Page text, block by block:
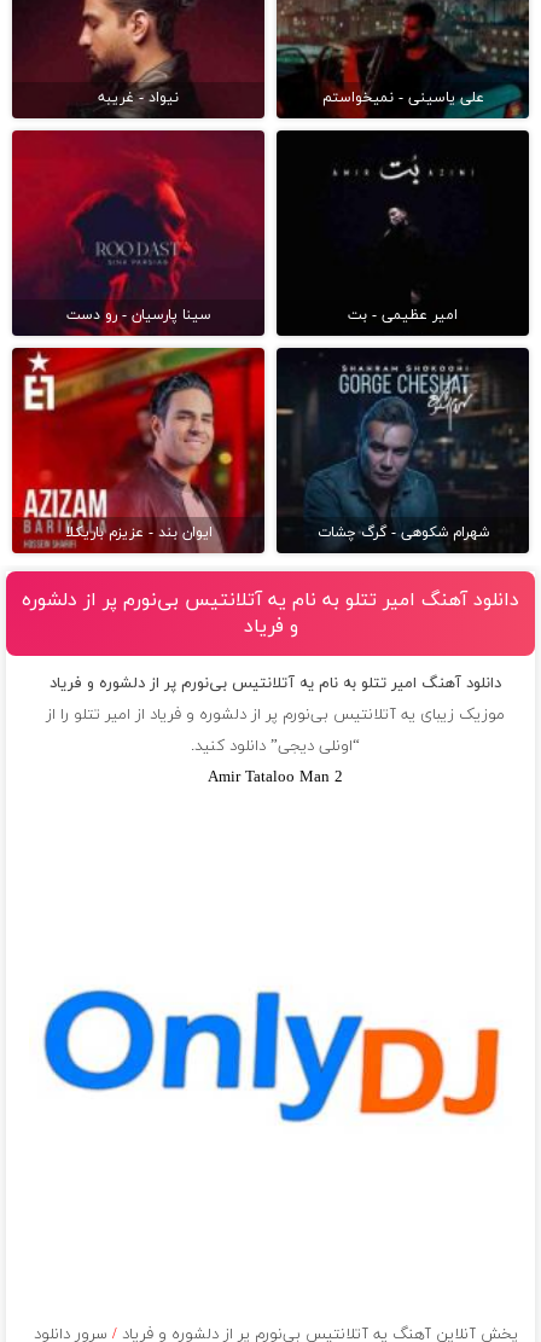
علی یاسینی - نمیخواستم نیواد - غریبه
امیر عظیمی - بت سینا پارسیان - رو دست
شهرام شکوهی - گرگ چشات ایوان بند - عزیزم باریکلا
دانلود آهنگ امیر تتلو به نام يه آتلانتيس بى‌نورم پر از دلشوره
و فرياد
دانلود آهنگ امیر تتلو به نام يه آتلانتيس بى‌نورم پر از دلشوره و فرياد
موزیک زیبای يه آتلانتيس بى‌نورم پر از دلشوره و فرياد از امیر تتلو را از
“اونلی دیجی” دانلود کنید.
Amir Tataloo Man 2
پخش آنلاین آهنگ يه آتلانتيس بى‌نورم پر از دلشوره و فرياد/ سرور دانلود